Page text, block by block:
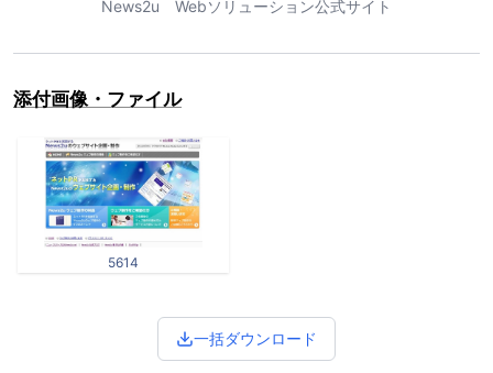
News2u Webソリューション公式サイト
添付画像・ファイル
5614
一括ダウンロード